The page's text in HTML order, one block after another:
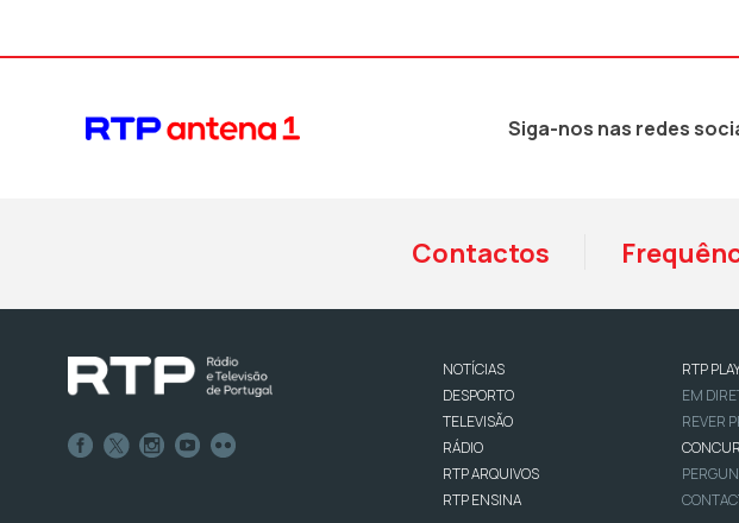
Siga-nos nas redes
Contactos
NOTÍCIAS
DESPORTO
TELEVISÃO
RÁDIO
RTP ARQUIVOS
RTP ENSINA
RTP
EM
REVER